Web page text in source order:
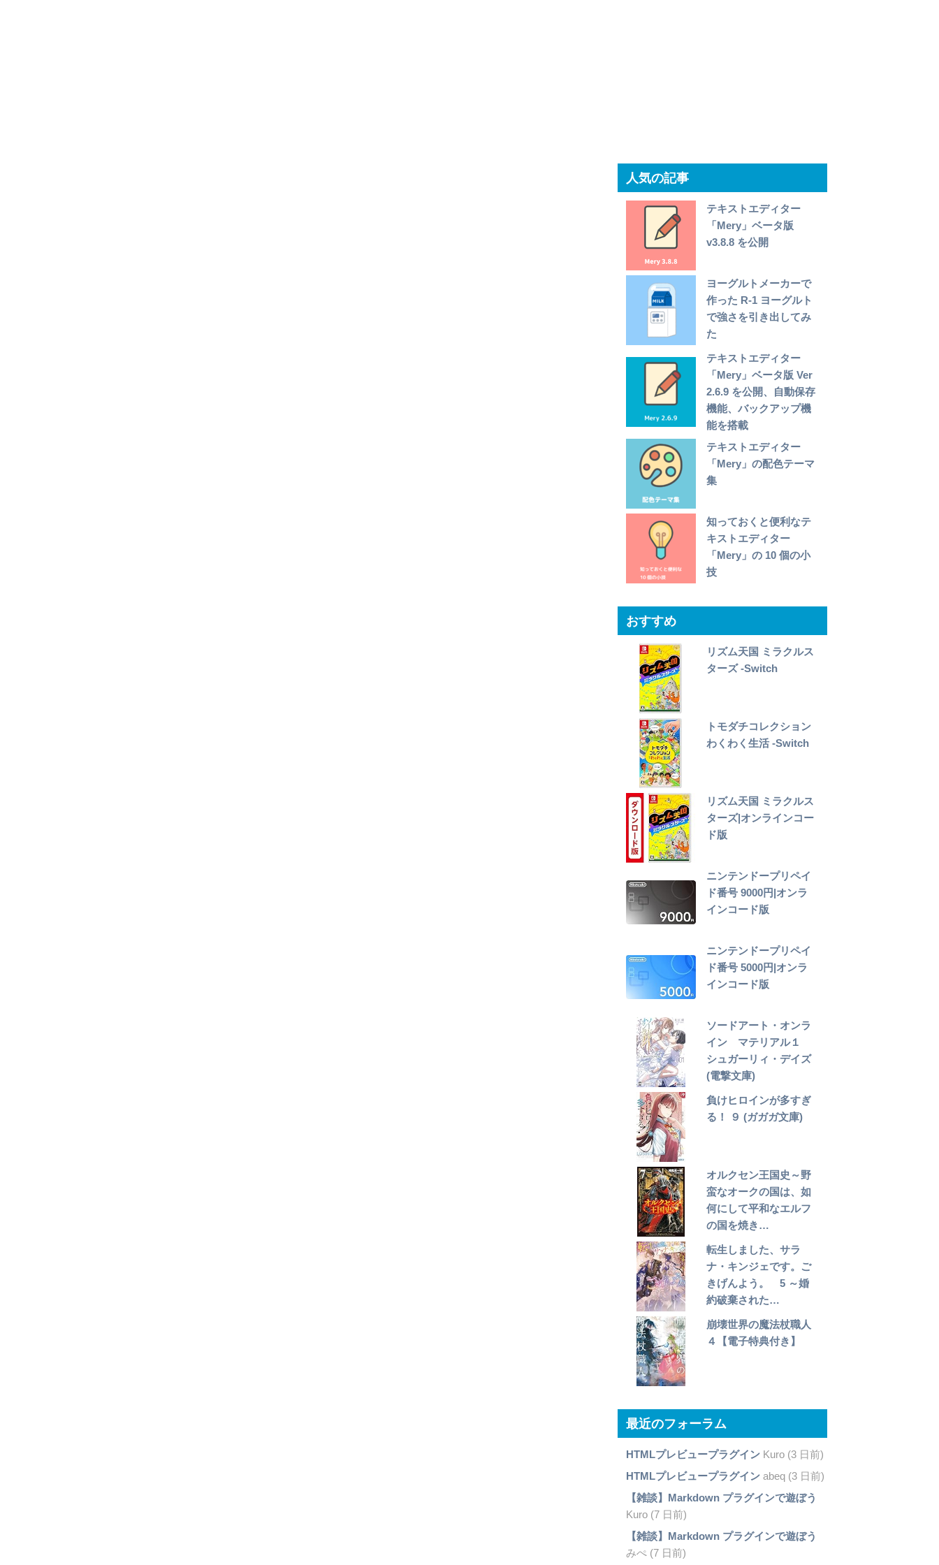
人気の記事
テキストエディター
「Mery」ベータ版
v3.8.8 を公開
ヨーグルトメーカーで
作った R-1 ヨーグルト
で強さを引き出してみ
た
テキストエディター
「Mery」ベータ版 Ver
2.6.9 を公開、自動保存
機能、バックアップ機
能を搭載
テキストエディター
「Mery」の配色テーマ
集
知っておくと便利なテ
キストエディター
「Mery」の 10 個の小
技
おすすめ
リズム天国 ミラクルス
ターズ -Switch
トモダチコレクション
わくわく生活 -Switch
リズム天国 ミラクルス
ターズ|オンラインコー
ド版
ニンテンドープリペイ
ド番号 9000円|オンラ
インコード版
ニンテンドープリペイ
ド番号 5000円|オンラ
インコード版
ソードアート・オンラ
イン マテリアル１
シュガーリィ・デイズ
(電撃文庫)
負けヒロインが多すぎ
る！ ９ (ガガガ文庫)
オルクセン王国史～野
蛮なオークの国は、如
何にして平和なエルフ
の国を焼き…
転生しました、サラ
ナ・キンジェです。ご
きげんよう。 5 ～婚
約破棄された…
崩壊世界の魔法杖職人
４【電子特典付き】
最近のフォーラム
HTMLプレビュープラグインKuro (3 日前)
HTMLプレビュープラグインabeq (3 日前)
【雑談】Markdown プラグインで遊ぼう
Kuro (7 日前)
【雑談】Markdown プラグインで遊ぼう
みぺ (7 日前)